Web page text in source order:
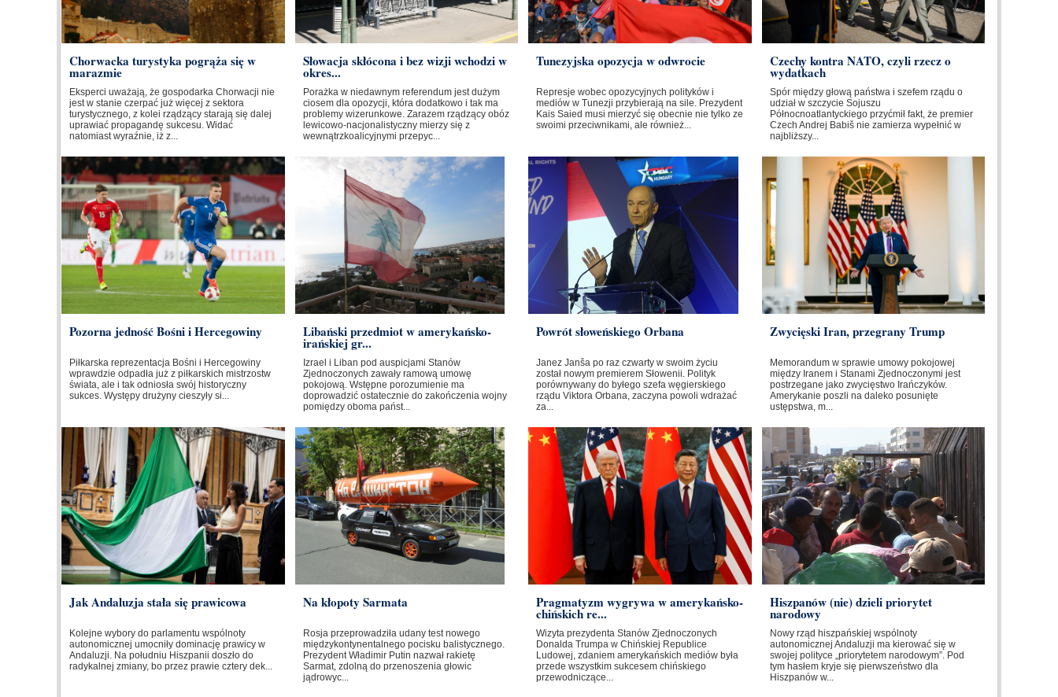
Chorwacka turystyka pogrąża się w
marazmie
Eksperci uważają, że gospodarka Chorwacji nie
jest w stanie czerpać już więcej z sektora
turystycznego, z kolei rządzący starają się dalej
uprawiać propagandę sukcesu. Widać
natomiast wyraźnie, iż z...
Słowacja skłócona i bez wizji wchodzi w
okres...
Porażka w niedawnym referendum jest dużym
ciosem dla opozycji, która dodatkowo i tak ma
problemy wizerunkowe. Zarazem rządzący obóz
lewicowo-nacjonalistyczny mierzy się z
wewnątrzkoalicyjnymi przepyc...
Tunezyjska opozycja w odwrocie
Represje wobec opozycyjnych polityków i
mediów w Tunezji przybierają na sile. Prezydent
Kais Saied musi mierzyć się obecnie nie tylko ze
swoimi przeciwnikami, ale również...
Czechy kontra NATO, czyli rzecz o
wydatkach
Spór między głową państwa i szefem rządu o
udział w szczycie Sojuszu
Północnoatlantyckiego przyćmił fakt, że premier
Czech Andrej Babiš nie zamierza wypełnić w
najbliższy...
Pozorna jedność Bośni i Hercegowiny
Piłkarska reprezentacja Bośni i Hercegowiny
wprawdzie odpadła już z piłkarskich mistrzostw
świata, ale i tak odniosła swój historyczny
sukces. Występy drużyny cieszyły si...
Libański przedmiot w amerykańsko-
irańskiej gr...
Izrael i Liban pod auspicjami Stanów
Zjednoczonych zawały ramową umowę
pokojową. Wstępne porozumienie ma
doprowadzić ostatecznie do zakończenia wojny
pomiędzy oboma państ...
Powrót słoweńskiego Orbana
Janez Janša po raz czwarty w swoim życiu
został nowym premierem Słowenii. Polityk
porównywany do byłego szefa węgierskiego
rządu Viktora Orbana, zaczyna powoli wdrażać
za...
Zwycięski Iran, przegrany Trump
Memorandum w sprawie umowy pokojowej
między Iranem i Stanami Zjednoczonymi jest
postrzegane jako zwycięstwo Irańczyków.
Amerykanie poszli na daleko posunięte
ustępstwa, m...
Jak Andaluzja stała się prawicowa
Kolejne wybory do parlamentu wspólnoty
autonomicznej umocniły dominację prawicy w
Andaluzji. Na południu Hiszpanii doszło do
radykalnej zmiany, bo przez prawie cztery dek...
Na kłopoty Sarmata
Rosja przeprowadziła udany test nowego
międzykontynentalnego pocisku balistycznego.
Prezydent Władimir Putin nazwał rakietę
Sarmat, zdolną do przenoszenia głowic
jądrowyc...
Pragmatyzm wygrywa w amerykańsko-
chińskich re...
Wizyta prezydenta Stanów Zjednoczonych
Donalda Trumpa w Chińskiej Republice
Ludowej, zdaniem amerykańskich mediów była
przede wszystkim sukcesem chińskiego
przewodniczące...
Hiszpanów (nie) dzieli priorytet
narodowy
Nowy rząd hiszpańskiej wspólnoty
autonomicznej Andaluzji ma kierować się w
swojej polityce „priorytetem narodowym”. Pod
tym hasłem kryje się pierwszeństwo dla
Hiszpanów w...